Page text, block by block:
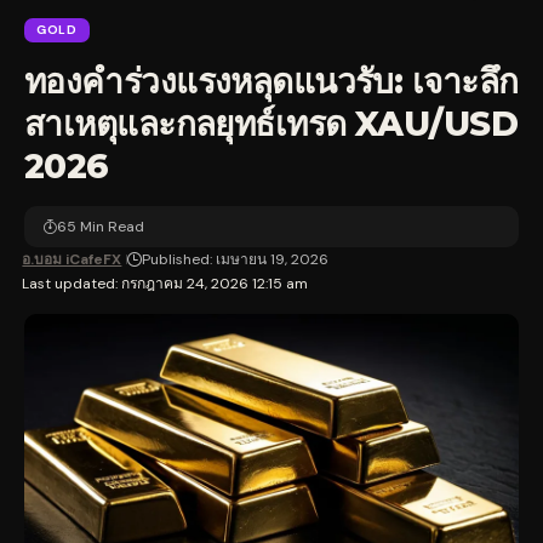
GOLD
ทองคำร่วงแรงหลุดแนวรับ: เจาะลึก
สาเหตุและกลยุทธ์เทรด XAU/USD
2026
Last updated: กรกฎาคม 24, 2026 12:15 am
อ.บอม iCafeFX Published: เมษายน 19, 2026
65 Min Read